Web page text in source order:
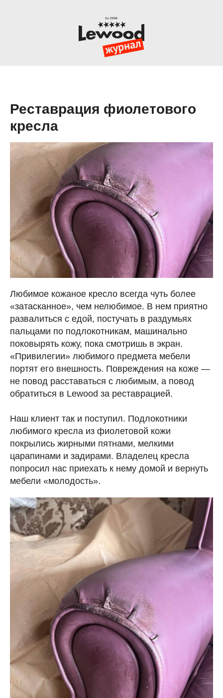
Реставрация фиолетового
кресла
Любимое кожаное кресло всегда чуть более
«затасканное», чем нелюбимое. В нем приятно
развалиться с едой, постучать в раздумьях
пальцами по подлокотникам, машинально
поковырять кожу, пока смотришь в экран.
«Привилегии» любимого предмета мебели
портят его внешность. Повреждения на коже —
не повод расставаться с любимым, а повод
обратиться в Lewood за реставрацией.
Наш клиент так и поступил. Подлокотники
любимого кресла из фиолетовой кожи
покрылись жирными пятнами, мелкими
царапинами и задирами. Владелец кресла
попросил нас приехать к нему домой и вернуть
мебели «молодость».